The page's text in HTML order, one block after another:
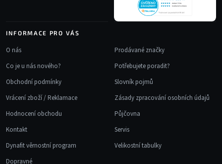
INFORMACE PRO VÁS
O nás
Co je u nás nového?
Obchodní podmínky
Vrácení zboží / Reklamace
Hodnocení obchodu
Kontakt
Dynafit věrnostní program
Dopravné
Prodávané značky
Potřebujete poradit?
Slovník pojmů
Zásady zpracování osobních údajů
Půjčovna
Servis
Velikostní tabulky